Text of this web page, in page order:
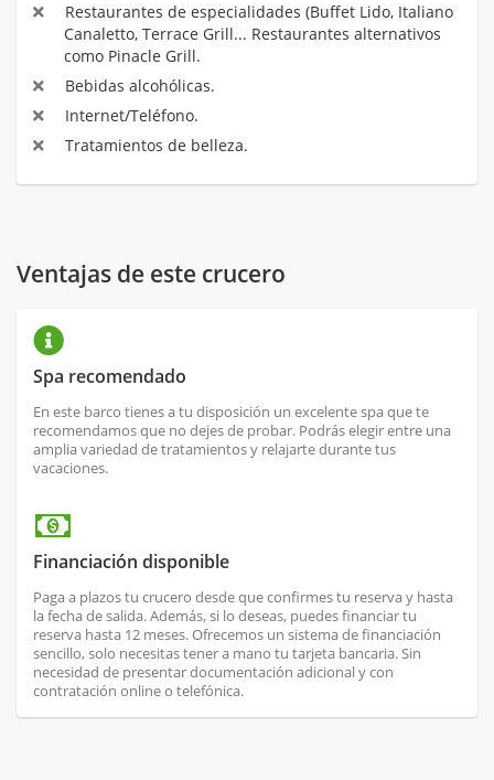
Restaurantes de especialidades (Buffet Lido, Italiano
Canaletto, Terrace Grill... Restaurantes alternativos
como Pinacle Grill.
Bebidas alcohólicas.
Internet/Teléfono.
Tratamientos de belleza.
Ventajas de este crucero
Spa recomendado
En este barco tienes a tu disposición un excelente spa que te
recomendamos que no dejes de probar. Podrás elegir entre una
amplia variedad de tratamientos y relajarte durante tus
vacaciones.
Financiación disponible
Paga a plazos tu crucero desde que confirmes tu reserva y hasta
la fecha de salida. Además, si lo deseas, puedes financiar tu
reserva hasta 12 meses. Ofrecemos un sistema de financiación
sencillo, solo necesitas tener a mano tu tarjeta bancaria. Sin
necesidad de presentar documentación adicional y con
contratación online o telefónica.